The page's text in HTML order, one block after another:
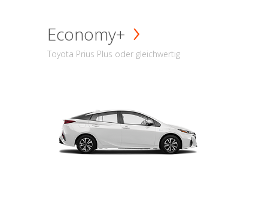
Economy+
Toyota Prius Plus oder gleichwertig